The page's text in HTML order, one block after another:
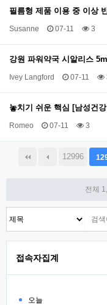
필름형 제품 이용 중 이상
Susanne 07-11 3
강원 파워약국 시알리스
Ivey Langford 07-11
놓치기 쉬운 핵심 [남성건
Romeo 07-11 3
12996
전체
접속자집계
오늘